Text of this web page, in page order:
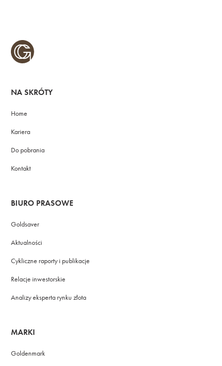
NA SKRÓTY
Home
Kariera
Do pobrania
Kontakt
BIURO PRASOWE
Goldsaver
Aktualności
Cykliczne raporty i publikacje
Relacje inwestorskie
Analizy eksperta rynku złota
MARKI
Goldenmark